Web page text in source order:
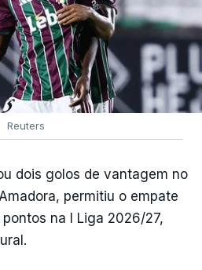
Reuters
dois golos de vantagem no
permitiu o empate
na I Liga 2026/27,